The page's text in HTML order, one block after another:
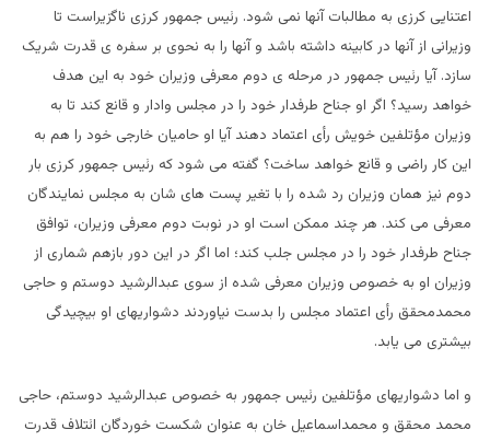
اعتنایی کرزی به مطالبات آنها نمی شود. رئیس جمهور کرزی ناگزیراست تا
وزیرانی از آنها در کابینه داشته باشد و آنها را به نحوی بر سفره ی قدرت شریک
سازد. آیا رئیس جمهور در مرحله ی دوم معرفی وزیران خود به این هدف
خواهد رسید؟ اگر او جناح طرفدار خود را در مجلس وادار و قانع کند تا به
وزیران مؤتلفین خویش رأی اعتماد دهند آیا او حامیان خارجی خود را هم به
این کار راضی و قانع خواهد ساخت؟ گفته می شود که رئیس جمهور کرزی بار
دوم نیز همان وزیران رد شده را با تغیر پست های شان به مجلس نمایندگان
معرفی می کند. هر چند ممکن است او در نوبت دوم معرفی وزیران، توافق
جناح طرفدار خود را در مجلس جلب کند؛ اما اگر در این دور بازهم شماری از
وزیران او به خصوص وزیران معرفی شده از سوی عبدالرشید دوستم و حاجی
محمدمحقق رأی اعتماد مجلس را بدست نیاوردند دشواریهای او بیچیدگی
بیشتری می یابد.
و اما دشواریهای مؤتلفین رئیس جمهور به خصوص عبدالرشید دوستم، حاجی
محمد محقق و محمداسماعیل خان به عنوان شکست خوردگان ائتلاف قدرت